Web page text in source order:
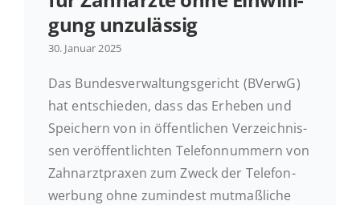
Kontakt
gung unzulässig
30. Januar 2025
Das Bun­des­ver­wal­tungs­ge­richt (BVerwG)
hat ent­schie­den, dass das Erheben und
Spei­chern von in öf­fent­li­chen Ver­zeich­nis­
sen ver­öf­fent­lich­ten Te­le­fon­num­mern von
Zahn­arzt­pra­xen zum Zweck der Te­le­fon­
wer­bung ohne zu­min­dest mut­maß­li­che